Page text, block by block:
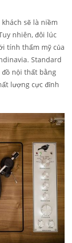
sẽ là niềm
nhiên, đôi lúc
tính thẩm mỹ của
Standard
nội thất bằng
lượng cực đỉnh